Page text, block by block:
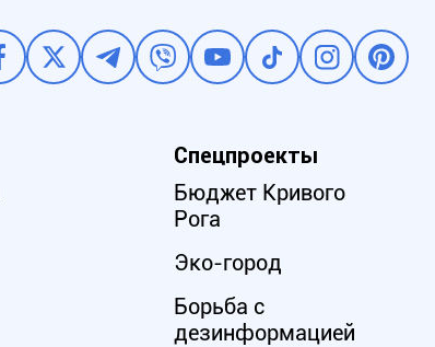
Спецпроекты
Бюджет Кривого
Рога
Эко-город
Борьба с
дезинформацией